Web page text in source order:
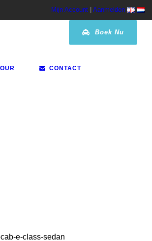
Mijn Account Aanmelden
Boek Nu
CONTACT